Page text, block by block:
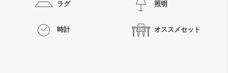
ラグ 照明
時計 オススメセット